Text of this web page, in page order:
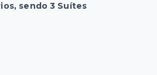
sendo 3 Suítes